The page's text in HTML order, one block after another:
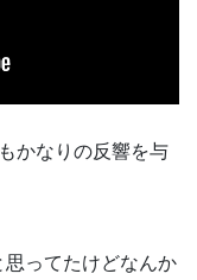
かなりの反響を与
ってたけどなんか